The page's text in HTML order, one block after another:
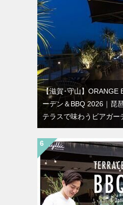
【滋賀･守山】ORANGE
ーデン＆BBQ 2026｜琵
テラスで味わうビアガー